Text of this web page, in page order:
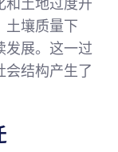
和土地过度开
土壤质量下
发展。这一过
会结构产生了